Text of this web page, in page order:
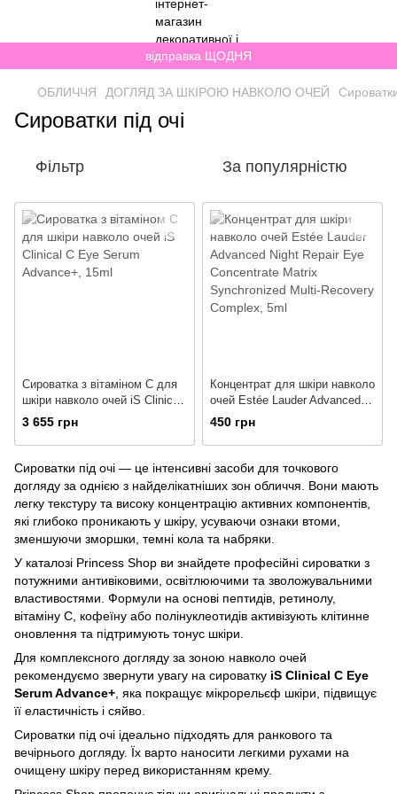
відправка ЩОДНЯ
ОБЛИЧЧЯ ДОГЛЯД ЗА ШКІРОЮ НАВКОЛО ОЧЕЙ
Сироватки під очі
Фільтр За популярністю
Сироватка з вітаміном С для
шкіри навколо очей iS Clinical
C Eye Serum Advance+, 15ml
3 655 грн
Концентрат для шкіри навколо
очей Estée Lauder Advanced
Night Repair Eye Concentrate
Matrix Synchronized Multi-
Recovery Complex, 5ml
450 грн
Сироватки під очі — це інтенсивні засоби для точкового
догляду за однією з найделікатніших зон обличчя. Вони мають
легку текстуру та високу концентрацію активних компонентів,
які глибоко проникають у шкіру, усуваючи ознаки втоми,
зменшуючи зморшки, темні кола та набряки.
У каталозі Princess Shop ви знайдете професійні сироватки з
потужними антивіковими, освітлюючими та зволожувальними
властивостями. Формули на основі пептидів, ретинолу,
вітаміну С, кофеїну або полінуклеотидів активізують клітинне
оновлення та підтримують тонус шкіри.
Для комплексного догляду за зоною навколо очей
рекомендуємо звернути увагу на сироватку iS Clinical C Eye
Serum Advance+ , яка покращує мікрорельєф шкіри, підвищує
її еластичність і сяйво.
Сироватки під очі ідеально підходять для ранкового та
вечірнього догляду. Їх варто наносити легкими рухами на
очищену шкіру перед використанням крему.